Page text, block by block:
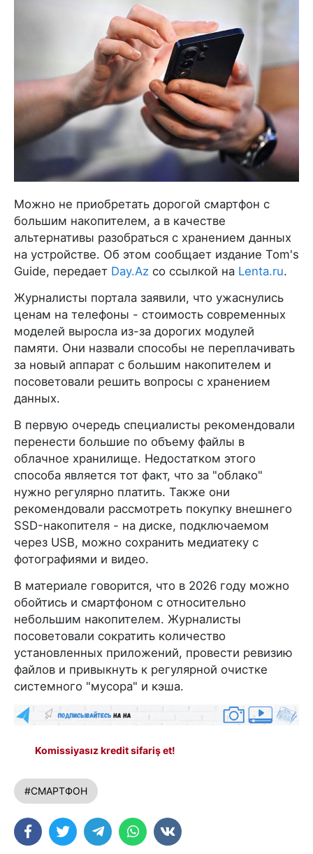
Можно не приобретать дорогой смартфон с
большим накопителем, а в качестве
альтернативы разобраться с хранением данных
на устройстве. Об этом сообщает издание Tom's
Guide, передает Day.Az со ссылкой на Lenta.ru.
Журналисты портала заявили, что ужаснулись
ценам на телефоны - стоимость современных
моделей выросла из-за дорогих модулей
памяти. Они назвали способы не переплачивать
за новый аппарат с большим накопителем и
посоветовали решить вопросы с хранением
данных.
В первую очередь специалисты рекомендовали
перенести большие по объему файлы в
облачное хранилище. Недостатком этого
способа является тот факт, что за "облако"
нужно регулярно платить. Также они
рекомендовали рассмотреть покупку внешнего
SSD-накопителя - на диске, подключаемом
через USB, можно сохранить медиатеку с
фотографиями и видео.
В материале говорится, что в 2026 году можно
обойтись и смартфоном с относительно
небольшим накопителем. Журналисты
посоветовали сократить количество
установленных приложений, провести ревизию
файлов и привыкнуть к регулярной очистке
системного "мусора" и кэша.
Komissiyasız kredit sifariş et!
#СМАРТФОН